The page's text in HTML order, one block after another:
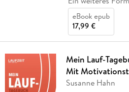
eBook epub
17,99 €
Mein Lauf-
Mit
Susanne Hahn